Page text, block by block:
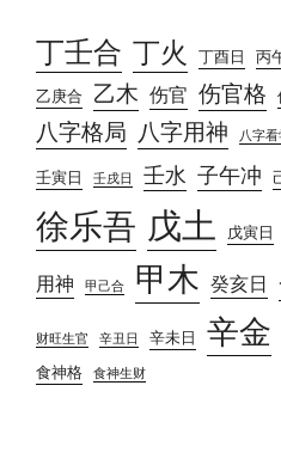
丁壬合 丁火 丁酉日 丙
乙庚合 乙木 伤官 伤官格
八字格局 八字用神 八字
壬寅日 壬戌日 壬水 子午冲
徐乐吾 戊土 戊寅日
用神 甲己合 甲木 癸亥日
财旺生官 辛丑日 辛未日 辛金
食神格 食神生财